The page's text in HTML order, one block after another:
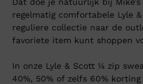
regelmatig comfortabele Lyle
reguliere collectie naar de
favoriete item kunt shoppen
In onze Lyle & Scott ¼ zip
40%, 50% of zelfs 60%